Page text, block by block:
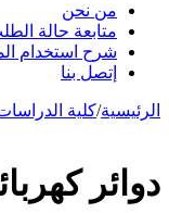
من نحن
متابعة حالة
شرح استخدام
إتصل بنا
الرئيسية/كلية
دوائر